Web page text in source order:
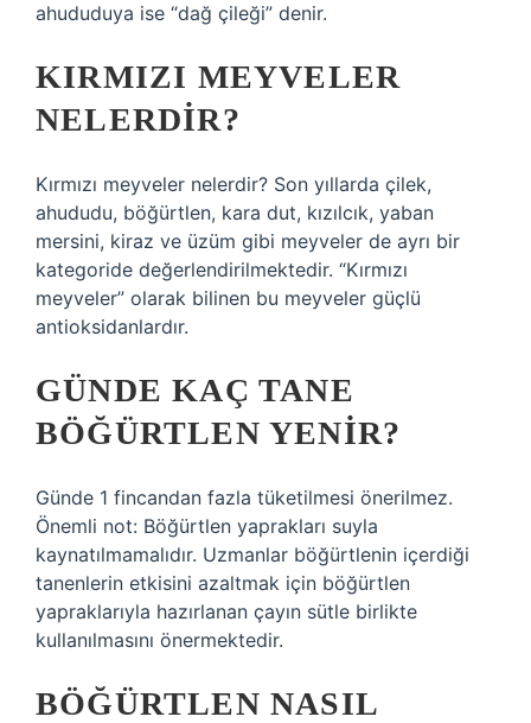
ahududuya ise “dağ çileği” denir.
KIRMIZI MEYVELER
NELERDIR?
Kırmızı meyveler nelerdir? Son yıllarda çilek,
ahududu, böğürtlen, kara dut, kızılcık, yaban
mersini, kiraz ve üzüm gibi meyveler de ayrı bir
kategoride değerlendirilmektedir. “Kırmızı
meyveler” olarak bilinen bu meyveler güçlü
antioksidanlardır.
GÜNDE KAÇ TANE
BÖĞÜRTLEN YENIR?
Günde 1 fincandan fazla tüketilmesi önerilmez.
Önemli not: Böğürtlen yaprakları suyla
kaynatılmamalıdır. Uzmanlar böğürtlenin içerdiği
tanenlerin etkisini azaltmak için böğürtlen
yapraklarıyla hazırlanan çayın sütle birlikte
kullanılmasını önermektedir.
BÖĞÜRTLEN NASIL